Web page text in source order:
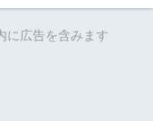
に広告を含みます